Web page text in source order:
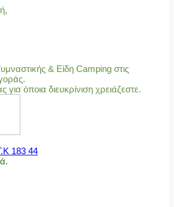
& Είδη Camping στις
για όποια διευκρίνιση χρειάζεστε.
183 44